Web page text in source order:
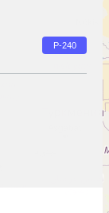
Р-240